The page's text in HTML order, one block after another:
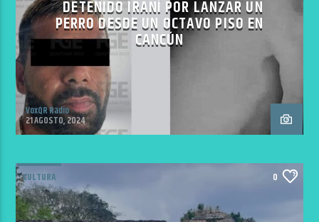
DETENIDO IRANÍ POR LANZAR UN
PERRO DESDE UN OCTAVO PISO EN
CANCÚN
VoxQR Radio
21 AGOSTO, 2024
CULTURA 0